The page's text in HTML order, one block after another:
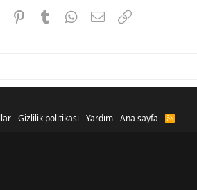
PinterestTumblrWhatsApp
E-postaLink
Gizlilik politikası Yardım Ana sayfa
R